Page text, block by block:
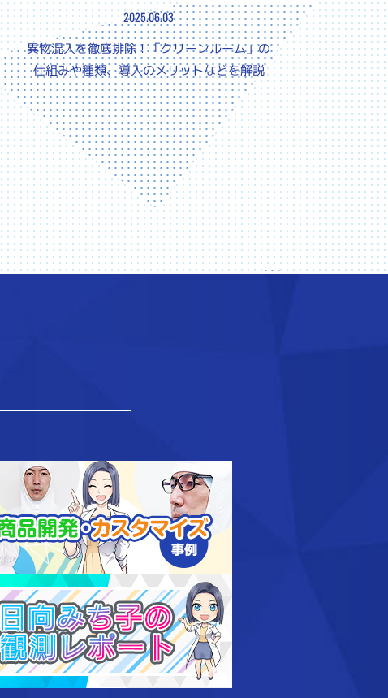
2025.06.03
異物混入を徹底排除！「クリーンルーム」の
仕組みや種類、導入のメリットなどを解説
ャップのオーダーメイドのご依頼
でわかる！衛生帽子の正しいかぶり方